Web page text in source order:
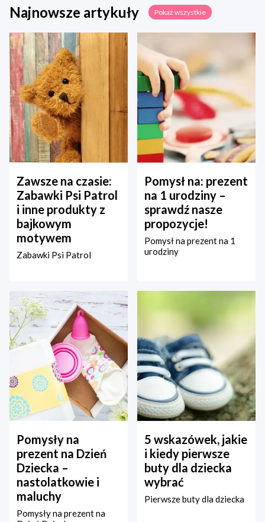
Najnowsze artykuły Pokaż wszystkie
Zawsze na czasie:
Zabawki Psi Patrol
i inne produkty z
bajkowym
motywem
Zabawki Psi Patrol
Pomysł na: prezent
na 1 urodziny –
sprawdź nasze
propozycje!
Pomysł na prezent na 1
urodziny
Pomysły na
prezent na Dzień
Dziecka –
nastolatkowie i
maluchy
Pomysły na prezent na
5 wskazówek, jakie
i kiedy pierwsze
buty dla dziecka
wybrać
Pierwsze buty dla dziecka